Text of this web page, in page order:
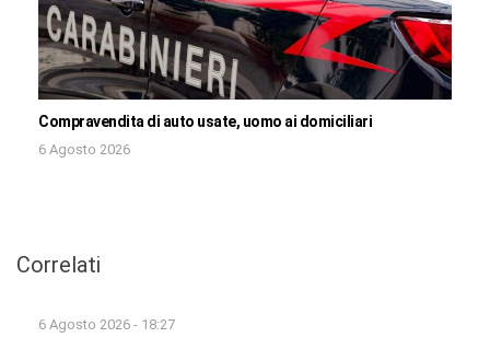
Compravendita di auto usate, uomo ai domiciliari
6 Agosto 2026
Correlati
6 Agosto 2026 - 18:27